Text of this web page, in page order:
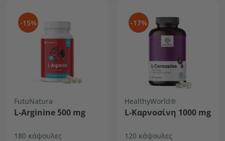
-15%
FutuNatura
L-Arginine 500 mg
180 κάψουλες
-17%
HealthyWorld®
L-Καρνοσίνη 1000 mg
120 κάψουλες